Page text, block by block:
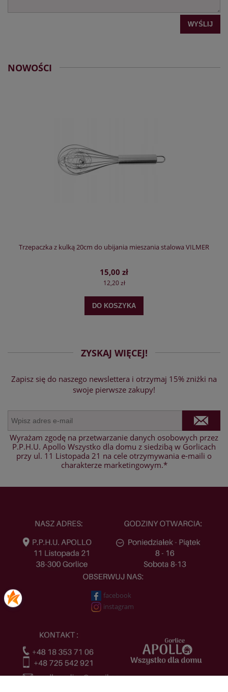
WYŚLIJ
NOWOŚCI
Trzepaczka z kulką 20cm do ubijania mieszania stalowa VILMER
15,00 zł
12,20 zł
DO KOSZYKA
ZYSKAJ WIĘCEJ!
Zapisz się do naszego newslettera i otrzymaj 15% zniżki na
swoje pierwsze zakupy!
Wyrażam zgodę na przetwarzanie danych osobowych przez
P.P.H.U. Apollo Wszystko dla domu z siedzibą w Gorlicach
przy ul. 11 Listopada 21 na cele otrzymywania e-maili o
charakterze marketingowym.*
facebook
instagram